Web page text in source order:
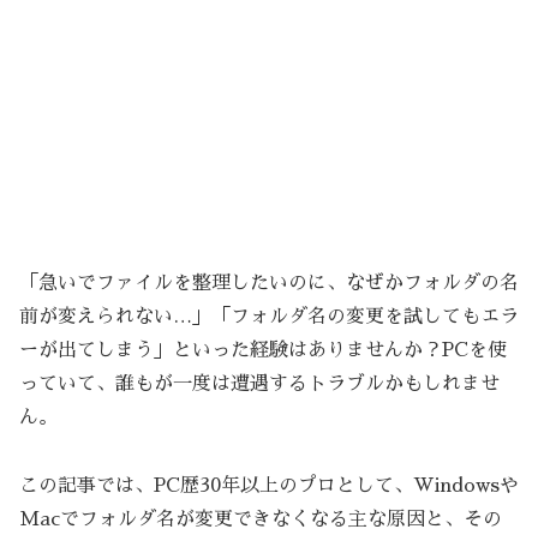
「急いでファイルを整理したいのに、なぜかフォルダの名
前が変えられない…」「フォルダ名の変更を試してもエラ
ーが出てしまう」といった経験はありませんか？PCを使
っていて、誰もが一度は遭遇するトラブルかもしれませ
ん。
この記事では、PC歴30年以上のプロとして、Windowsや
Macでフォルダ名が変更できなくなる主な原因と、その